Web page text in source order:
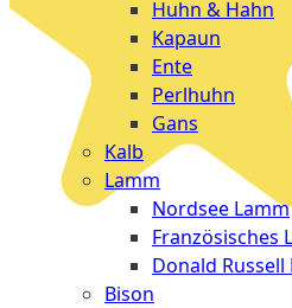
Huhn & Hahn
Kapaun
Ente
Perlhuhn
Gans
Kalb
Lamm
Nordsee Lamm
Französisches
Donald Russell
Bison